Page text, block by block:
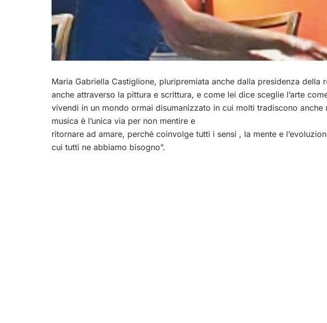
Maria Gabriella Castiglione, pluripremiata anche dalla presidenza della
anche attraverso la pittura e scrittura, e come lei dice sceglie l’arte
vivendi in un mondo ormai disumanizzato in cui molti tradiscono anche
musica è l’unica via per non mentire e
ritornare ad amare, perché coinvolge tutti i sensi , la mente e
cui tutti ne abbiamo bisogno”.